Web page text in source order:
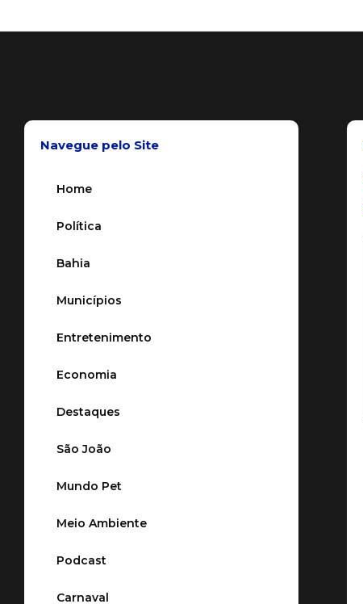
Navegue pelo Site
Home
Política
Bahia
Municípios
Entretenimento
Economia
Destaques
São João
Mundo Pet
Meio Ambiente
Podcast
Carnaval